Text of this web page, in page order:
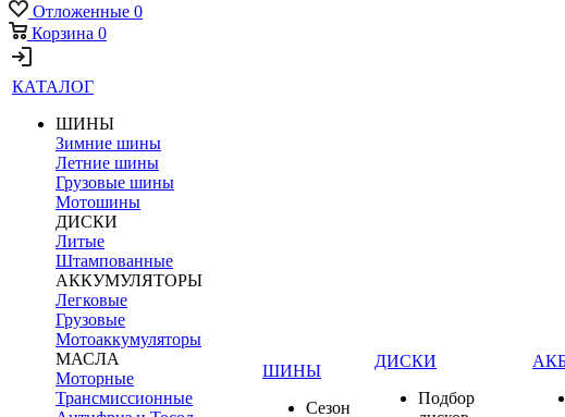
Отложенные 0
Корзина 0
КАТАЛОГ
ШИНЫ
Зимние шины
Летние шины
Грузовые шины
Мотошины
ДИСКИ
Литые
Штампованные
АККУМУЛЯТОРЫ
Легковые
Грузовые
Мотоаккумуляторы
МАСЛА
Моторные
Трансмиссионные
ШИНЫ
Сезон
ДИСКИ
Подбор